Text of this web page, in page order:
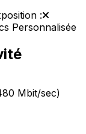
:
Personnalisée
Mbit/sec)